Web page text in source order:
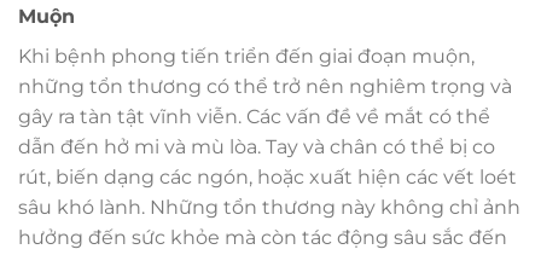
Muộn
Khi bệnh phong tiến triển đến giai đoạn muộn,
những tổn thương có thể trở nên nghiêm trọng và
gây ra tàn tật vĩnh viễn. Các vấn đề về mắt có thể
dẫn đến hở mi và mù lòa. Tay và chân có thể bị co
rút, biến dạng các ngón, hoặc xuất hiện các vết loét
sâu khó lành. Những tổn thương này không chỉ ảnh
hưởng đến sức khỏe mà còn tác động sâu sắc đến